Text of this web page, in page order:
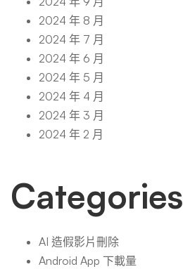
2024 年 8 月
2024 年 7 月
2024 年 6 月
2024 年 5 月
2024 年 4 月
2024 年 3 月
2024 年 2 月
Categories
AI 造假影片刪除
Android App 下載量